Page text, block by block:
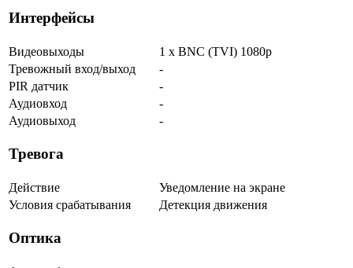
Интерфейсы
Видеовыходы
1 x BNC (TVI) 1080p
Тревожный вход/выход
-
PIR датчик
-
Аудиовход
-
Аудиовыход
-
Тревога
Действие
Уведомление на экране
Условия срабатывания
Детекция движения
Оптика